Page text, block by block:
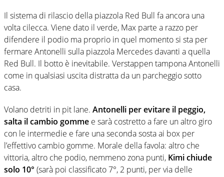
Il sistema di rilascio della piazzola Red Bull fa ancora una
volta cilecca. Viene dato il verde, Max parte a razzo per
difendere il podio ma proprio in quel momento si sta per
fermare Antonelli sulla piazzola Mercedes davanti a quella
Red Bull. Il botto è inevitabile. Verstappen tampona Antonelli
come in qualsiasi uscita distratta da un parcheggio sotto
casa.
Volano detriti in pit lane. Antonelli per evitare il peggio,
salta il cambio gomme e sarà costretto a fare un altro giro
con le intermedie e fare una seconda sosta ai box per
l’effettivo cambio gomme. Morale della favola: altro che
vittoria, altro che podio, nemmeno zona punti, Kimi chiude
solo 10° (sarà poi classificato 7°, 2 punti, per via delle